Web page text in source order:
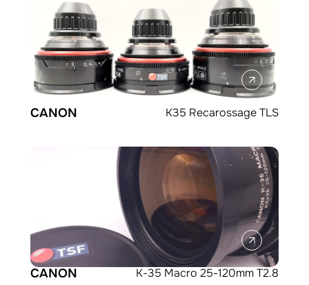
CANON K35 Recarossage TLS
CANON K-35 Macro 25-120mm T2.8